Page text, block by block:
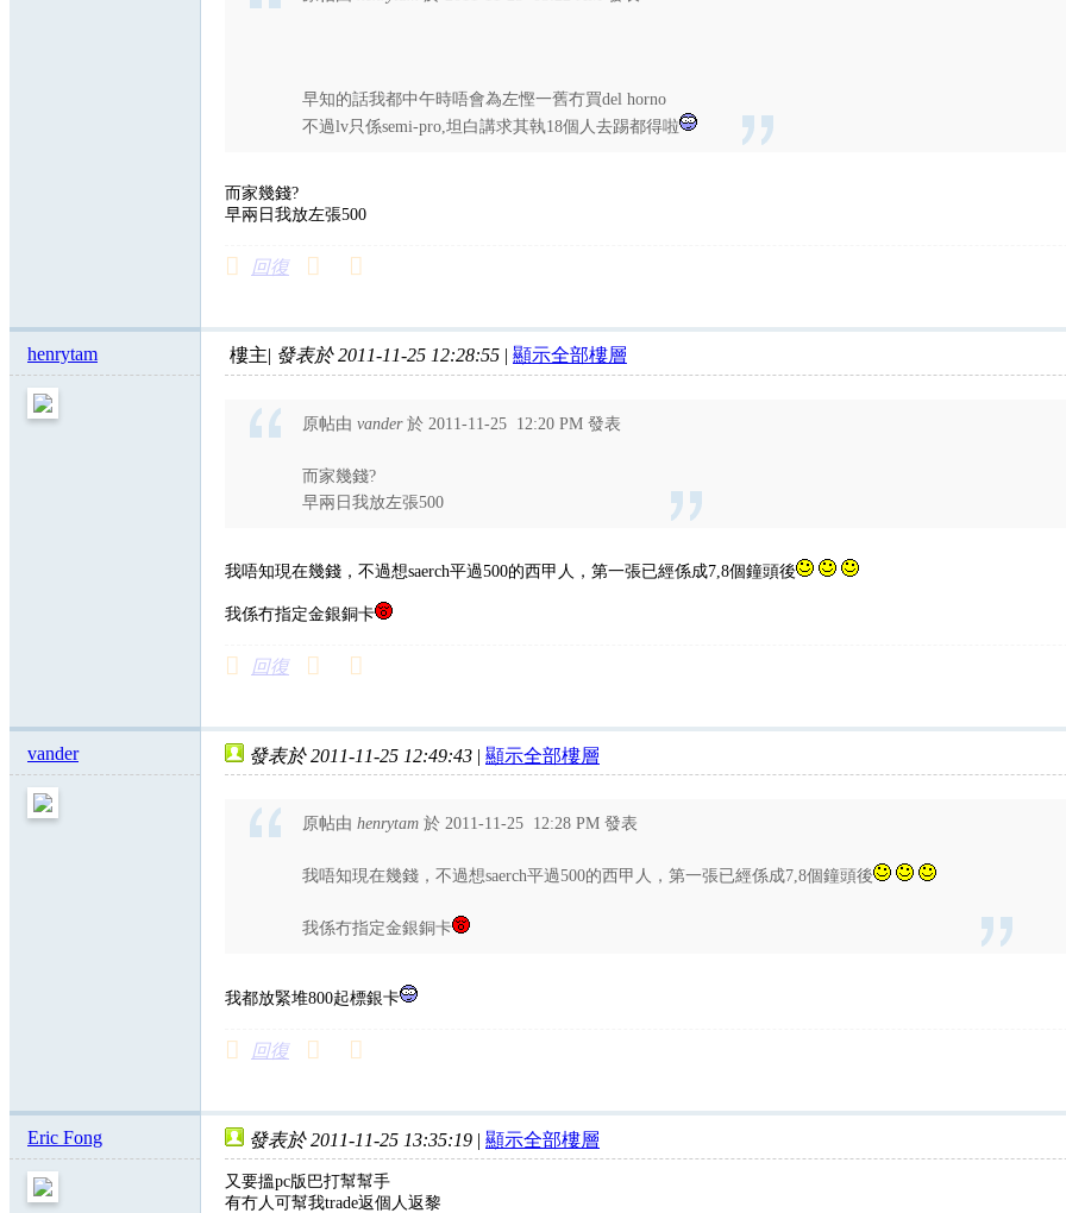
早知的話我都中午時唔會為左慳一舊冇買del horno
不過lv只係semi-pro,坦白講求其執18個人去踢都得啦
而家幾錢?
早兩日我放左張500
回復
henrytam 樓主| 發表於 2011-11-25 12:28:55 | 顯示全部樓層
原帖由 vander於 2011-11-25 12:20 PM 發表
而家幾錢?
早兩日我放左張500
我唔知現在幾錢，不過想saerch平過500的西甲人，第一張已經係成7,8個鐘頭後
我係冇指定金銀銅卡
回復
vander 發表於 2011-11-25 12:49:43 | 顯示全部樓層
原帖由 henrytam 於 2011-11-25 12:28 PM 發表
我唔知現在幾錢，不過想saerch平過500的西甲人，第一張已經係成7,8個鐘頭後
我係冇指定金銀銅卡
我都放緊堆800起標銀卡
回復
Eric Fong 發表於 2011-11-25 13:35:19 | 顯示全部樓層
又要搵pc版巴打幫幫手
有冇人可幫我trade返個人返黎